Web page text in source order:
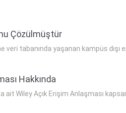
Çözülmüştür
veri tabanında yaşanan kampüs
Hakkında
ait Wiley Açık Erişim Anlaşması